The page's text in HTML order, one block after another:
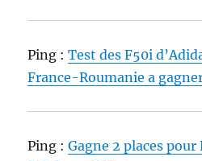
Ping :Test des F50i
France-Roumanie a
Ping :Gagne 2 places pour